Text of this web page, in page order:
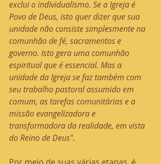
exclui o individualismo. Se a Igreja é
Povo de Deus, isto quer dizer que sua
unidade não consiste simplesmente na
comunhão de fé, sacramentos e
governo. Isto gera uma comunhão
espiritual que é essencial. Mas a
unidade da Igreja se faz também com
seu trabalho pastoral assumido em
comum, as tarefas comunitárias e a
missão evangelizadora e
transformadora da realidade, em vista
do Reino de Deus".
Por meio de suas várias etapas, é